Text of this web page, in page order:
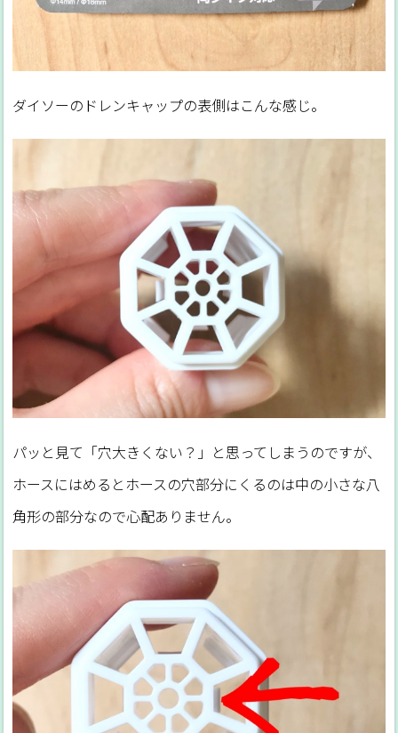
ダイソーのドレンキャップの表側はこんな感じ。
パッと見て「穴大きくない？」と思ってしまうのですが、
ホースにはめるとホースの穴部分にくるのは中の小さな八
角形の部分なので心配ありません。